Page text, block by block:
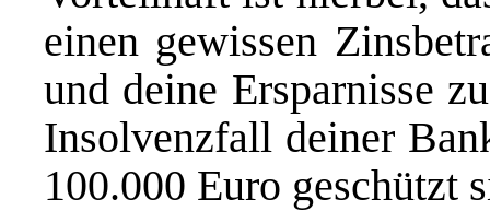
einen gewissen
und deine Ersparnisse
Insolvenzfall deiner
100.000 Euro geschützt